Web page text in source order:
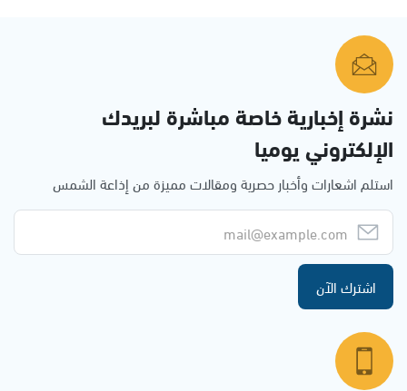
نشرة إخبارية خاصة مباشرة لبريدك
الإلكتروني يوميا
استلم اشعارات وأخبار حصرية ومقالات مميزة من إذاعة الشمس
اشترك الآن